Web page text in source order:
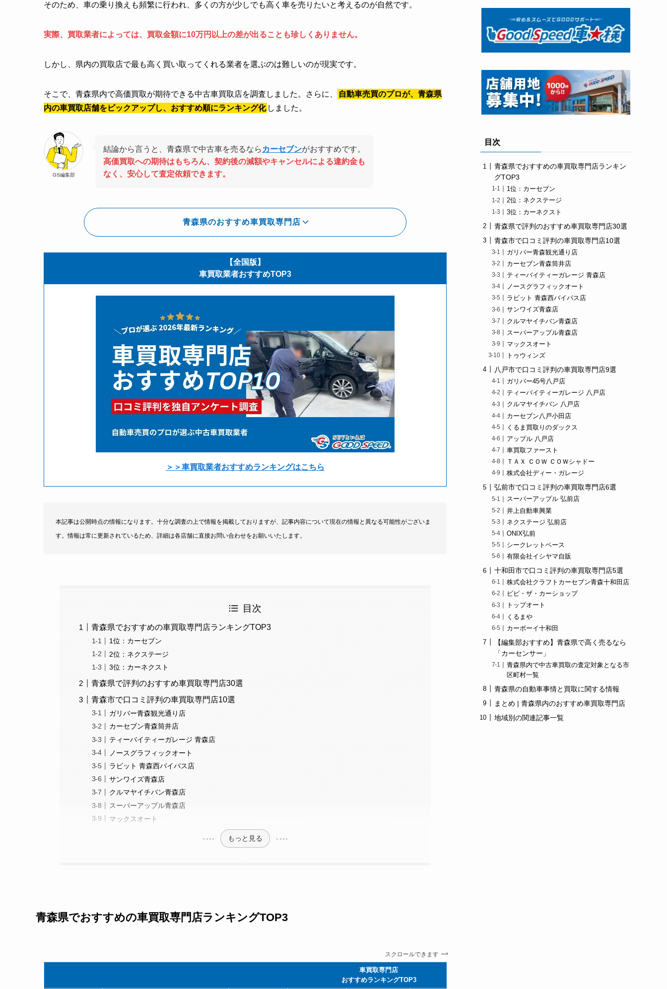
そのため、車の乗り換えも頻繁に行われ、多くの方が少しでも高く車を売りたいと考えるのが自然です。
実際、買取業者によっては、買取金額に10万円以上の差が出ることも珍しくありません。
しかし、県内の買取店で最も高く買い取ってくれる業者を選ぶのは難しいのが現実です。
そこで、青森県内で高価買取が期待できる中古車買取店を調査しました。さらに、
自動車売買のプロが、青森県
内の車買取店舗をピックアップし、おすすめ順にランキング化 しました。
GS編集部
結論から言うと、青森県で中古車を売るなら カーセブンがおすすめです。
高価買取への期待はもちろん、契約後の減額やキャンセルによる違約金も
なく、安心して査定依頼できます。
青森県のおすすめ車買取専門店
【全国版】
車買取業者おすすめTOP3
＞＞車買取業者おすすめランキングはこちら
本記事は公開時点の情報になります。十分な調査の上で情報を掲載しておりますが、記事内容について現在の情報と異なる可能性がございま
す。情報は常に更新されているため、詳細は各店舗に直接お問い合わせをお願いいたします。
目次
青森県でおすすめの車買取専門店ランキングTOP3
1位：カーセブン
2位：ネクステージ
3位：カーネクスト
青森県で評判のおすすめ車買取専門店30選
青森市で口コミ評判の車買取専門店10選
ガリバー青森観光通り店
カーセブン青森筒井店
ティーバイティーガレージ 青森店
ノースグラフィックオート
ラビット 青森西バイパス店
サンワイズ青森店
クルマヤイチバン青森店
スーパーアップル青森店
マックスオート
もっと見る
青森県でおすすめの車買取専門店ランキングTOP3
スクロールできます
車買取専門店
おすすめランキングTOP3
目次
青森県でおすすめの車買取専門店ランキン
グTOP3
1位：カーセブン
2位：ネクステージ
3位：カーネクスト
青森県で評判のおすすめ車買取専門店30選
青森市で口コミ評判の車買取専門店10選
ガリバー青森観光通り店
カーセブン青森筒井店
ティーバイティーガレージ 青森店
ノースグラフィックオート
ラビット 青森西バイパス店
サンワイズ青森店
クルマヤイチバン青森店
スーパーアップル青森店
マックスオート
トゥウィンズ
八戸市で口コミ評判の車買取専門店9選
ガリバー45号八戸店
ティーバイティーガレージ 八戸店
クルマヤイチバン 八戸店
カーセブン八戸小田店
くるま買取りのダックス
アップル 八戸店
車買取ファースト
ＴＡＸ ＣＯＷ ＣＯＷシャドー
株式会社ディー・ガレージ
弘前市で口コミ評判の車買取専門店6選
スーパーアップル 弘前店
井上自動車興業
ネクステージ 弘前店
ONIX弘前
シークレットベース
有限会社イシヤマ自販
十和田市で口コミ評判の車買取専門店5選
株式会社クラフトカーセブン青森十和田店
ビビ・ザ・カーショップ
トップオート
くるまや
カーボーイ十和田
【編集部おすすめ】青森県で高く売るなら
「カーセンサー」
青森県内で中古車買取の査定対象となる市
区町村一覧
青森県の自動車事情と買取に関する情報
まとめ | 青森県内のおすすめ車買取専門店
地域別の関連記事一覧